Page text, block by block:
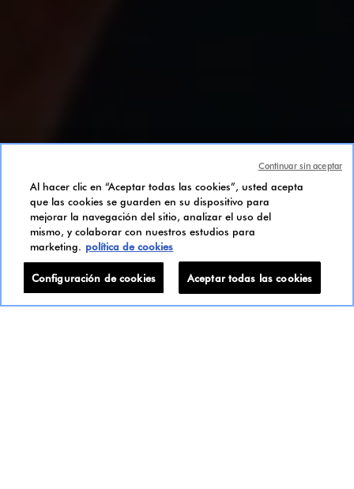
L'EAU PURE
Descubrir L'Eau Pure
Al hacer clic en “Aceptar todas las cookies”, usted acepta
que las cookies se guarden en su dispositivo para
mejorar la navegación del sitio, analizar el uso del
mismo, y colaborar con nuestros estudios para
marketing. política de cookies
Configuración de cookies Aceptar todas las cookies
Continuar sin aceptar